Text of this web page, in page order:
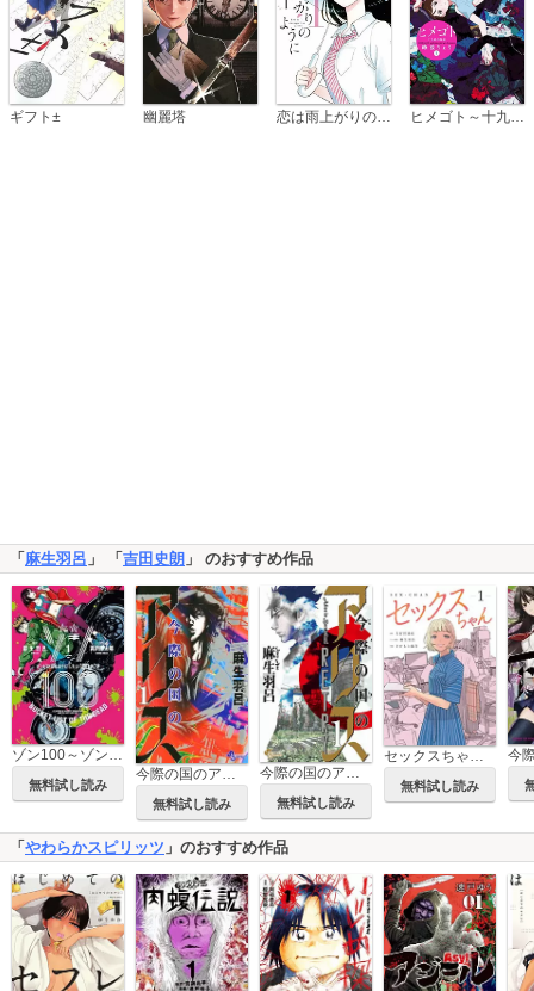
ギフト± 幽麗塔 恋は雨上がりのように ヒメゴト～十九歳の制服～
「 麻生羽呂 」 「 吉田史朗 」 のおすすめ作品
ゾン100～ゾンビになるまでにしたい100のこと～
無料試し読み
今際の国のアリス
無料試し読み 無料試し読み
無料試し読み
「 やわらかスピリッツ 」のおすすめ作品